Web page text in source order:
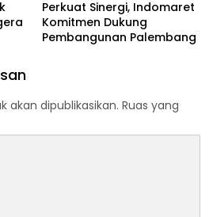
Perkuat Sinergi, Indomaret
Komitmen Dukung
Pembangunan Palembang
akan dipublikasikan. Ruas yang